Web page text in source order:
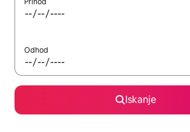
Odhod
Iskanje